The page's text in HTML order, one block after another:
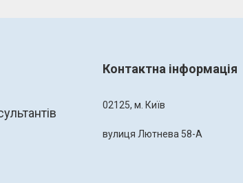
Контактна інформація
02125, м. Київ
вулиця Лютнева 58-А